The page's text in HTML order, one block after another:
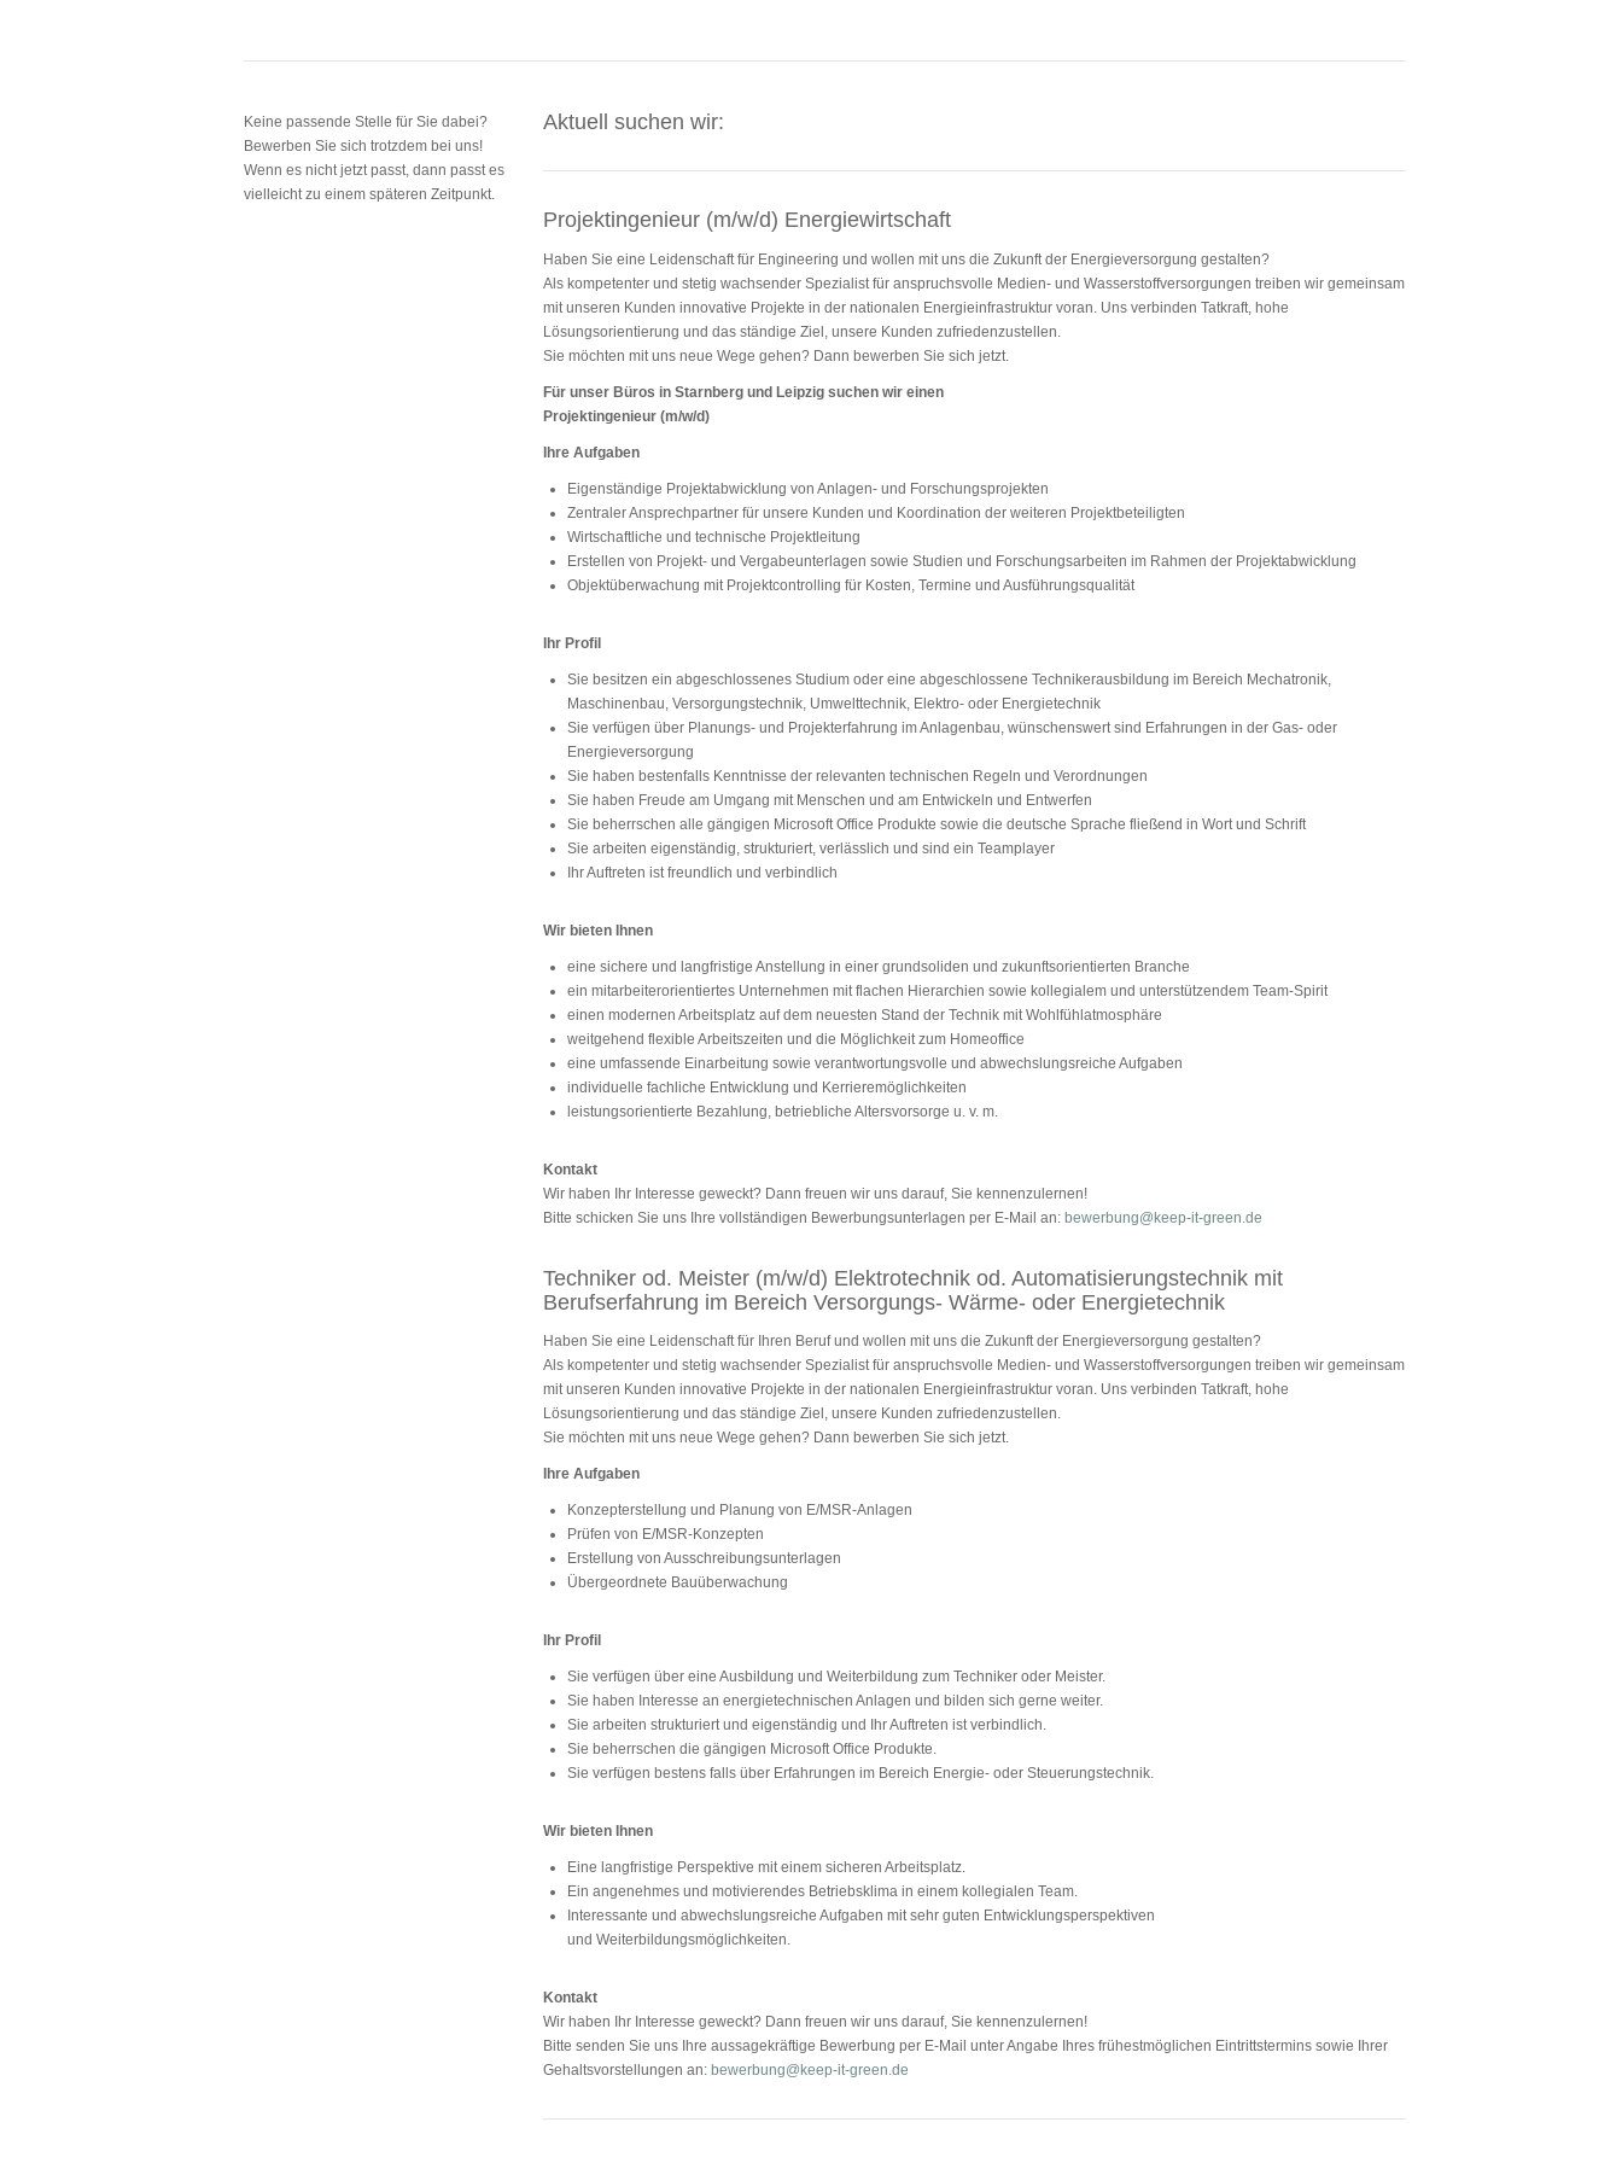
Keine passende Stelle für Sie dabei?
Bewerben Sie sich trotzdem bei uns!
Wenn es nicht jetzt passt, dann passt es
vielleicht zu einem späteren Zeitpunkt.
Aktuell suchen wir:
Projektingenieur (m/w/d) Energiewirtschaft
Haben Sie eine Leidenschaft für Engineering und wollen mit uns die Zukunft der Energieversorgung gestalten?
Als kompetenter und stetig wachsender Spezialist für anspruchsvolle Medien- und Wasserstoffversorgungen treiben wir gemeinsam
mit unseren Kunden innovative Projekte in der nationalen Energieinfrastruktur voran. Uns verbinden Tatkraft, hohe
Lösungsorientierung und das ständige Ziel, unsere Kunden zufriedenzustellen.
Sie möchten mit uns neue Wege gehen? Dann bewerben Sie sich jetzt.
Für unser Büros in Starnberg und Leipzig suchen wir einen
Projektingenieur (m/w/d)
Ihre Aufgaben
Eigenständige Projektabwicklung von Anlagen- und Forschungsprojekten
Zentraler Ansprechpartner für unsere Kunden und Koordination der weiteren Projektbeteiligten
Wirtschaftliche und technische Projektleitung
Erstellen von Projekt- und Vergabeunterlagen sowie Studien und Forschungsarbeiten im Rahmen der Projektabwicklung
Objektüberwachung mit Projektcontrolling für Kosten, Termine und Ausführungsqualität
Ihr Profil
Sie besitzen ein abgeschlossenes Studium oder eine abgeschlossene Technikerausbildung im Bereich Mechatronik,
Maschinenbau, Versorgungstechnik, Umwelttechnik, Elektro- oder Energietechnik
Sie verfügen über Planungs- und Projekterfahrung im Anlagenbau, wünschenswert sind Erfahrungen in der Gas- oder
Energieversorgung
Sie haben bestenfalls Kenntnisse der relevanten technischen Regeln und Verordnungen
Sie haben Freude am Umgang mit Menschen und am Entwickeln und Entwerfen
Sie beherrschen alle gängigen Microsoft Office Produkte sowie die deutsche Sprache fließend in Wort und Schrift
Sie arbeiten eigenständig, strukturiert, verlässlich und sind ein Teamplayer
Ihr Auftreten ist freundlich und verbindlich
Wir bieten Ihnen
eine sichere und langfristige Anstellung in einer grundsoliden und zukunftsorientierten Branche
ein mitarbeiterorientiertes Unternehmen mit flachen Hierarchien sowie kollegialem und unterstützendem Team-Spirit
einen modernen Arbeitsplatz auf dem neuesten Stand der Technik mit Wohlfühlatmosphäre
weitgehend flexible Arbeitszeiten und die Möglichkeit zum Homeoffice
eine umfassende Einarbeitung sowie verantwortungsvolle und abwechslungsreiche Aufgaben
individuelle fachliche Entwicklung und Kerrieremöglichkeiten
leistungsorientierte Bezahlung, betriebliche Altersvorsorge u. v. m.
Kontakt
Wir haben Ihr Interesse geweckt? Dann freuen wir uns darauf, Sie kennenzulernen!
Bitte schicken Sie uns Ihre vollständigen Bewerbungsunterlagen per E-Mail an: bewerbung@keep-it-green.de
Techniker od. Meister (m/w/d) Elektrotechnik od. Automatisierungstechnik mit
Berufserfahrung im Bereich Versorgungs- Wärme- oder Energietechnik
Haben Sie eine Leidenschaft für Ihren Beruf und wollen mit uns die Zukunft der Energieversorgung gestalten?
Als kompetenter und stetig wachsender Spezialist für anspruchsvolle Medien- und Wasserstoffversorgungen treiben wir gemeinsam
mit unseren Kunden innovative Projekte in der nationalen Energieinfrastruktur voran. Uns verbinden Tatkraft, hohe
Lösungsorientierung und das ständige Ziel, unsere Kunden zufriedenzustellen.
Sie möchten mit uns neue Wege gehen? Dann bewerben Sie sich jetzt.
Ihre Aufgaben
Konzepterstellung und Planung von E/MSR-Anlagen
Prüfen von E/MSR-Konzepten
Erstellung von Ausschreibungsunterlagen
Übergeordnete Bauüberwachung
Ihr Profil
Sie verfügen über eine Ausbildung und Weiterbildung zum Techniker oder Meister.
Sie haben Interesse an energietechnischen Anlagen und bilden sich gerne weiter.
Sie arbeiten strukturiert und eigenständig und Ihr Auftreten ist verbindlich.
Sie beherrschen die gängigen Microsoft Office Produkte.
Sie verfügen bestens falls über Erfahrungen im Bereich Energie- oder Steuerungstechnik.
Wir bieten Ihnen
Eine langfristige Perspektive mit einem sicheren Arbeitsplatz.
Ein angenehmes und motivierendes Betriebsklima in einem kollegialen Team.
Interessante und abwechslungsreiche Aufgaben mit sehr guten Entwicklungsperspektiven
und Weiterbildungsmöglichkeiten.
Kontakt
Wir haben Ihr Interesse geweckt? Dann freuen wir uns darauf, Sie kennenzulernen!
Bitte senden Sie uns Ihre aussagekräftige Bewerbung per E-Mail unter Angabe Ihres frühestmöglichen Eintrittstermins sowie Ihrer
Gehaltsvorstellungen an: bewerbung@keep-it-green.de